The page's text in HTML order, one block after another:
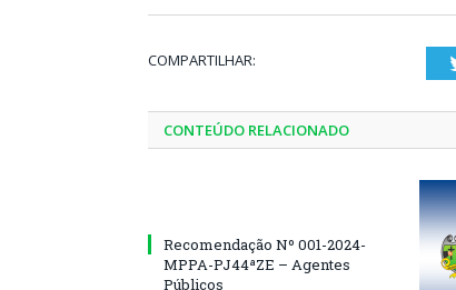
COMPARTILHAR:
CONTEÚDO RELACIONADO
Recomendação Nº 001-2024-
MPPA-PJ44ªZE – Agentes
Públicos